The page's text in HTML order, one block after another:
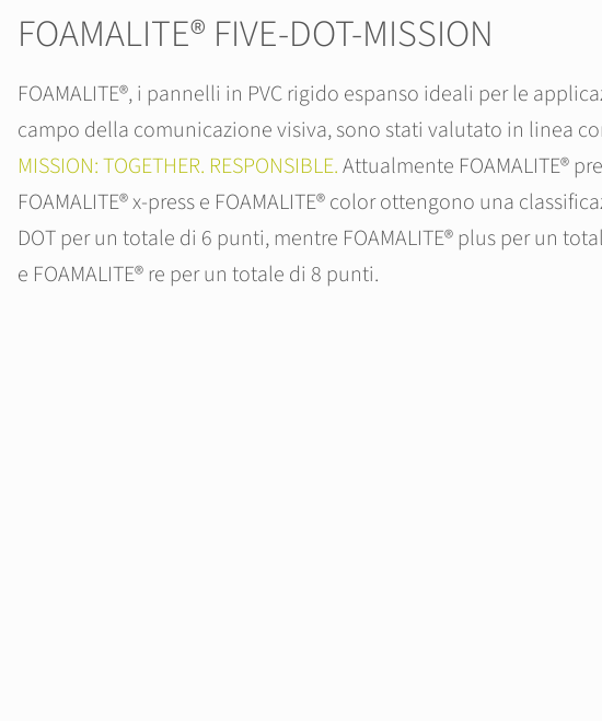
FOAMALITE® FIVE-DOT-MISSION
FOAMALITE®, i pannelli in PVC rigido espanso ideali per le
campo della comunicazione visiva, sono stati valutato in linea
MISSION: TOGETHER. RESPONSIBLE.Attualmente FOAMALITE®
FOAMALITE® x-press e FOAMALITE® color ottengono una
DOT per un totale di 6 punti, mentre FOAMALITE® plus per un
e FOAMALITE® re per un totale di 8 punti.